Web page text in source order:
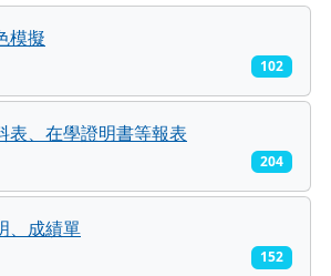
模擬
102
表、在學證明書等報表
204
、成績單
152